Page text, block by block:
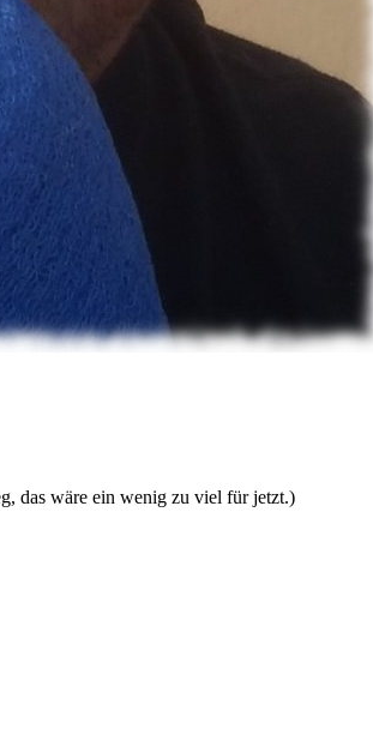
das wäre ein wenig zu viel für jetzt.)